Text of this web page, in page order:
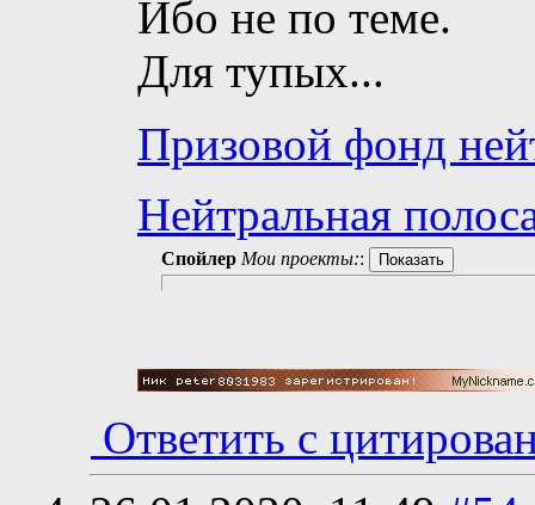
Ибо не по теме.
Для тупых...
Призовой фонд
Нейтральная
Спойлер Мои проекты::
Ответить с